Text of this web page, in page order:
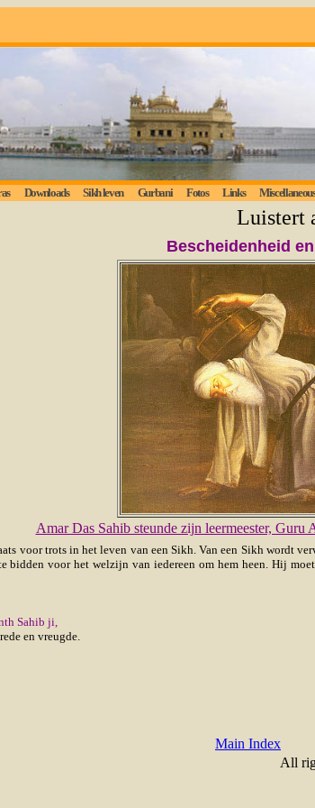
Downloads Sikh leven Gurbani Fotos Links Miscellaneous
Luistert
Bescheidenheid
Amar Das Sahib steunde zijn leermeester, Guru
voor trots in het leven van een Sikh. Van een Sikh wordt
bidden voor het welzijn van iedereen om hem heen. Hij
Sahib ji,
en vreugde.
Main Index
All